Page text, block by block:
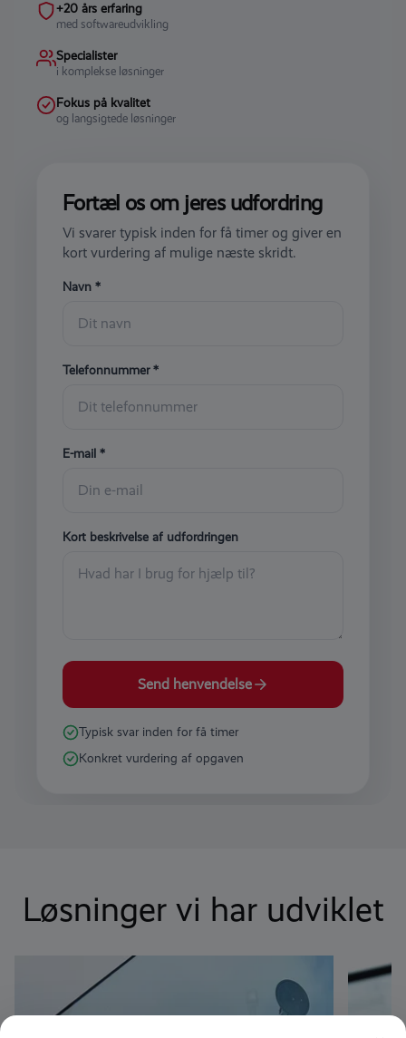
+20 års erfaring
med softwareudvikling
Specialister
i komplekse løsninger
Fokus på kvalitet
og langsigtede løsninger
Fortæl os om jeres udfordring
Vi svarer typisk inden for få timer og giver en
kort vurdering af mulige næste skridt.
Navn *
Telefonnummer *
E-mail *
Kort beskrivelse af udfordringen
Send henvendelse
Typisk svar inden for få timer
Konkret vurdering af opgaven
Løsninger vi har udviklet